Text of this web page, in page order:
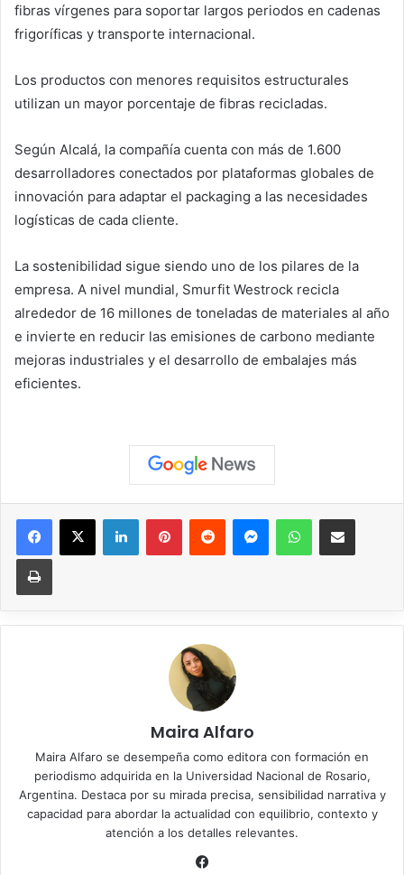
fibras vírgenes para soportar largos periodos en cadenas
frigoríficas y transporte internacional.
Los productos con menores requisitos estructurales
utilizan un mayor porcentaje de fibras recicladas.
Según Alcalá, la compañía cuenta con más de 1.600
desarrolladores conectados por plataformas globales de
innovación para adaptar el packaging a las necesidades
logísticas de cada cliente.
La sostenibilidad sigue siendo uno de los pilares de la
empresa. A nivel mundial, Smurfit Westrock recicla
alrededor de 16 millones de toneladas de materiales al año
e invierte en reducir las emisiones de carbono mediante
mejoras industriales y el desarrollo de embalajes más
eficientes.
Facebook
X LinkedInPinterestReddit MessengerWhatsAppCompartir vía correo
Imprimir
Maira Alfaro
Maira Alfaro se desempeña como editora con formación en
periodismo adquirida en la Universidad Nacional de Rosario,
Argentina. Destaca por su mirada precisa, sensibilidad narrativa y
capacidad para abordar la actualidad con equilibrio, contexto y
atención a los detalles relevantes.